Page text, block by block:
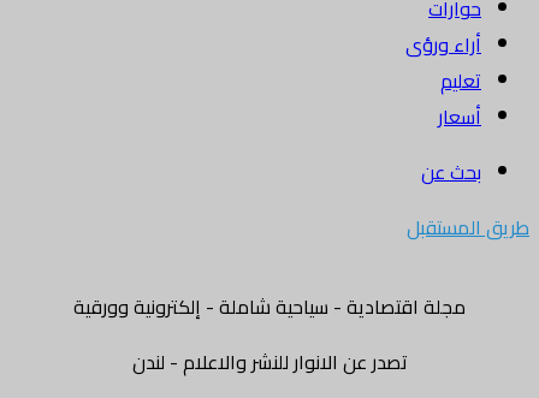
حوارات
أراء ورؤى
تعليم
أسعار
بحث عن
طريق المستقبل
مجلة اقتصادية - سياحية شاملة - إلكترونية وورقية
تصدر عن الانوار للنشر والاعلام - لندن